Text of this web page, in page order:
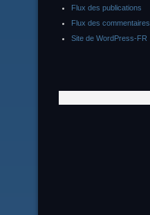
Flux des publications
Flux des commentaires
Site de WordPress-FR